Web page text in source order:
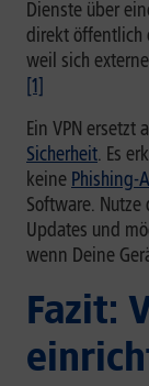
Dienste über
direkt öffentlich
weil sich
[1]
Ein VPN ersetzt
Sicherheit. Es
keine Phishing-
Software. Nutze
Updates und
wenn Deine
Fazit: